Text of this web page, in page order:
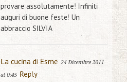
provare assolutamente! Infiniti
auguri di buone feste! Un
abbraccio SILVIA
La cucina di Esme 24 Dicembre 2011
at 0:45 Reply